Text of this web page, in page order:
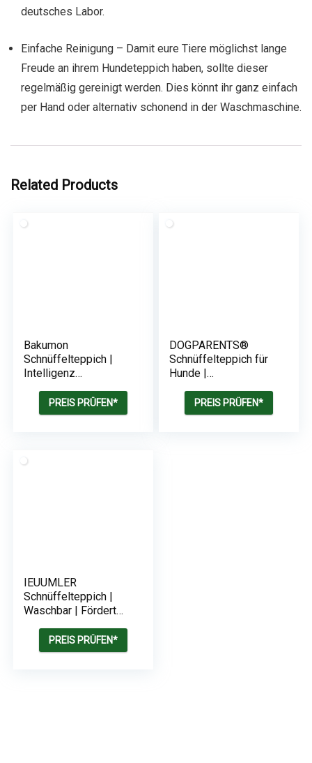
deutsches Labor.
Einfache Reinigung – Damit eure Tiere möglichst lange
Freude an ihrem Hundeteppich haben, sollte dieser
regelmäßig gereinigt werden. Dies könnt ihr ganz einfach
per Hand oder alternativ schonend in der Waschmaschine.
Related Products
Bakumon
Schnüffelteppich |
Intelligenz
HundePREIS PRÜFEN*
DOGPARENTS®
Schnüffelteppich für
Hunde |
für HundePREIS PRÜFEN*
IEUUMLER
Schnüffelteppich |
Waschbar | Fördert
Futtersuche &
Stressabbau
PREIS PRÜFEN*